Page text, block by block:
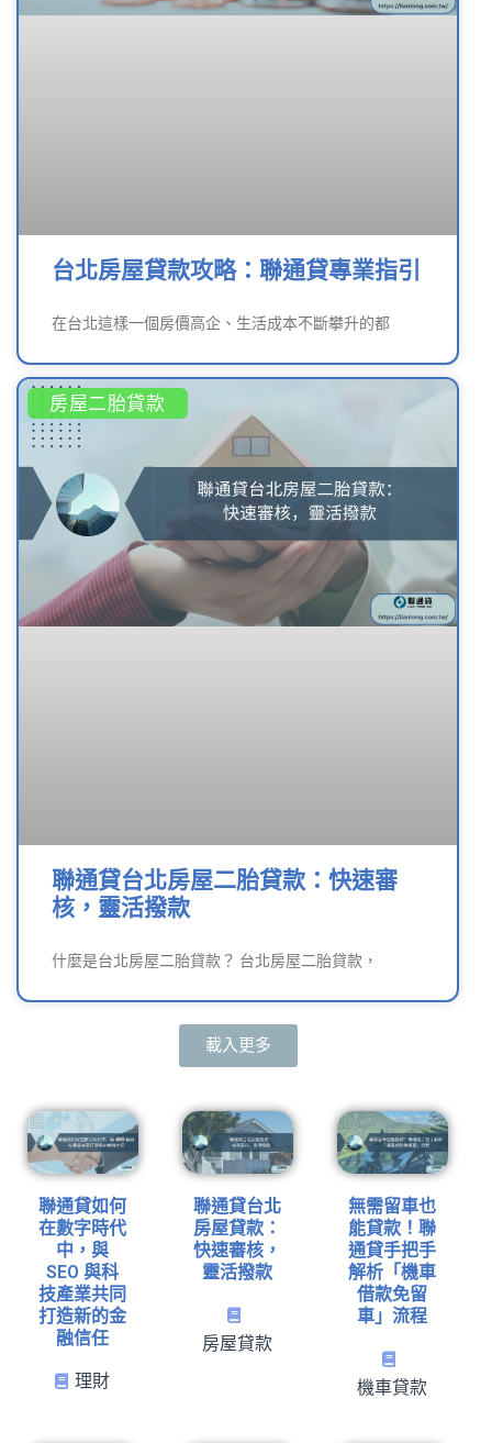
台北房屋貸款攻略：聯通貸專業指引
在台北這樣一個房價高企、生活成本不斷攀升的都
房屋二胎貸款
聯通貸台北房屋二胎貸款：快速審
核，靈活撥款
什麼是台北房屋二胎貸款？ 台北房屋二胎貸款，
載入更多
聯通貸如何
在數字時代
中，與
SEO 與科
技產業共同
打造新的金
融信任
理財
聯通貸台北
房屋貸款：
快速審核，
靈活撥款
房屋貸款
無需留車也
能貸款！聯
通貸手把手
解析「機車
借款免留
車」流程
機車貸款